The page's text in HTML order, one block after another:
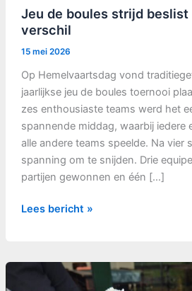
Jeu de boules strijd beslist
verschil
15 mei 2026
Op Hemelvaartsdag vond
jaarlijkse jeu de boules toernooi
zes enthousiaste teams werd het
spannende middag, waarbij iedere
alle andere teams speelde. Na vier
spanning om te snijden. Drie
partijen gewonnen en één […]
Jeu
strijd
beslist
Lees bericht »